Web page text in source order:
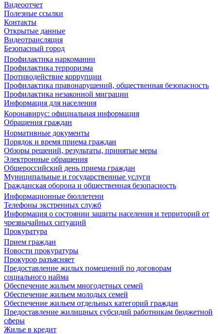
Видеоотчет
Полезные ссылки
Контакты
Открытые данные
Видеотрансляция
Безопасный город
Профилактика наркомании
Профилактика терроризма
Противодействие коррупции
Профилактика правонарушений, общественная безопасность
Профилактика незаконной миграции
Информация для населения
Коронавирус: официальная информация
Обращения граждан
Нормативные документы
Порядок и время приема граждан
Обзоры решений, результаты, принятые меры
Электронные обращения
Общероссийский день приема граждан
Муниципальные и государственные услуги
Гражданская оборона и общественная безопасность
Информационные бюллетени
Телефоны экстренных служб
Информация о состоянии защиты населения и территорий от
чрезвычайных ситуаций
Прокуратура
Прием граждан
Новости прокуратуры
Прокурор разъясняет
Предоставление жилых помещений по договорам
социального найма
Обеспечение жильем многодетных семей
Обеспечение жильем молодых семей
Обеспечение жильем отдельных категорий граждан
Предоставление жилищных субсидий работникам бюджетной
сферы
Жилье в кредит